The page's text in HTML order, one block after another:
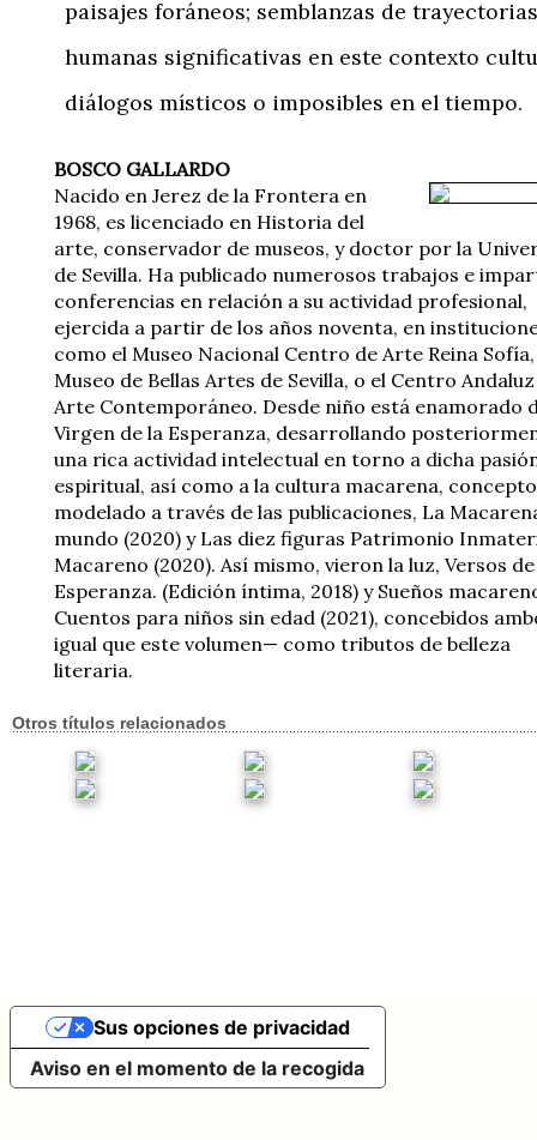
paisajes foráneos; semblanzas de trayectorias
humanas significativas en este contexto
diálogos místicos o imposibles en el tiempo.
BOSCO GALLARDO
Nacido en Jerez de la Frontera en
1968, es licenciado en Historia del
arte, conservador de museos, y doctor por la
de Sevilla. Ha publicado numerosos trabajos e
conferencias en relación a su actividad profesional,
ejercida a partir de los años noventa, en
como el Museo Nacional Centro de Arte Reina
Museo de Bellas Artes de Sevilla, o el Centro
Arte Contemporáneo. Desde niño está enamorado
Virgen de la Esperanza, desarrollando
una rica actividad intelectual en torno a dicha
espiritual, así como a la cultura macarena, concepto
modelado a través de las publicaciones, La
mundo (2020) y Las diez figuras Patrimonio
Macareno (2020). Así mismo, vieron la luz, Versos de
Esperanza. (Edición íntima, 2018) y Sueños
Cuentos para niños sin edad (2021), concebidos
igual que este volumen— como tributos de belleza
literaria.
Otros títulos relacionados
Aviso en el momento de la recogida
Sus opciones de privacidad